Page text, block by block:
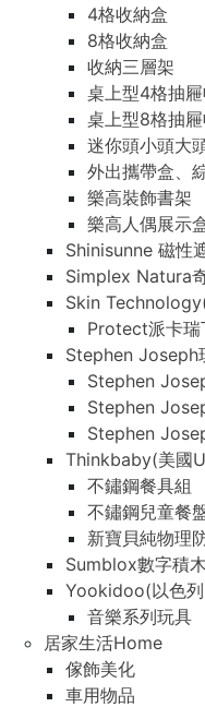
4格收納盒
8格收納盒
收納三層架
桌上型4格抽
桌上型8格抽
迷你頭小頭大
外出攜帶盒、
樂高裝飾書架
樂高人偶展示
Shinisunne 磁性
Simplex Natura
Skin
Protect派卡
Stephen Joseph
Stephen
Stephen
Stephen
Thinkbaby(美國
不鏽鋼餐具組
不鏽鋼兒童餐
新寶貝純物理
Sumblox數字積
Yookidoo(以色
音樂系列玩具
居家生活Home
傢飾美化
車用物品